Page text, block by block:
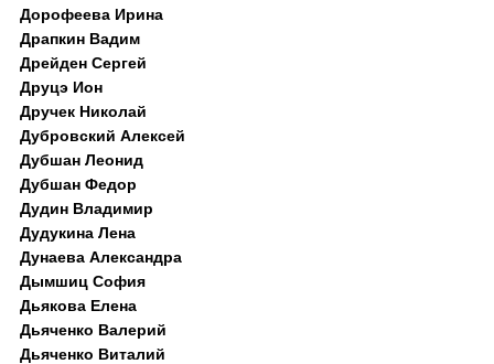
Дорофеева Ирина
Драпкин Вадим
Дрейден Сергей
Друцэ Ион
Дручек Николай
Дубровский Алексей
Дубшан Леонид
Дубшан Федор
Дудин Владимир
Дудукина Лена
Дунаева Александра
Дымшиц София
Дьякова Елена
Дьяченко Валерий
Дьяченко Виталий